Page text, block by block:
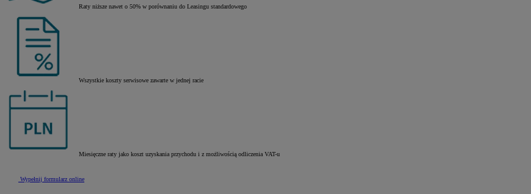
Raty niższe nawet o 50% w porównaniu do Leasingu standardowego
Wszystkie koszty serwisowe zawarte w jednej racie
Miesięczne raty jako koszt uzyskania przychodu i z możliwością odliczenia VAT-u
Wypełnij formularz online